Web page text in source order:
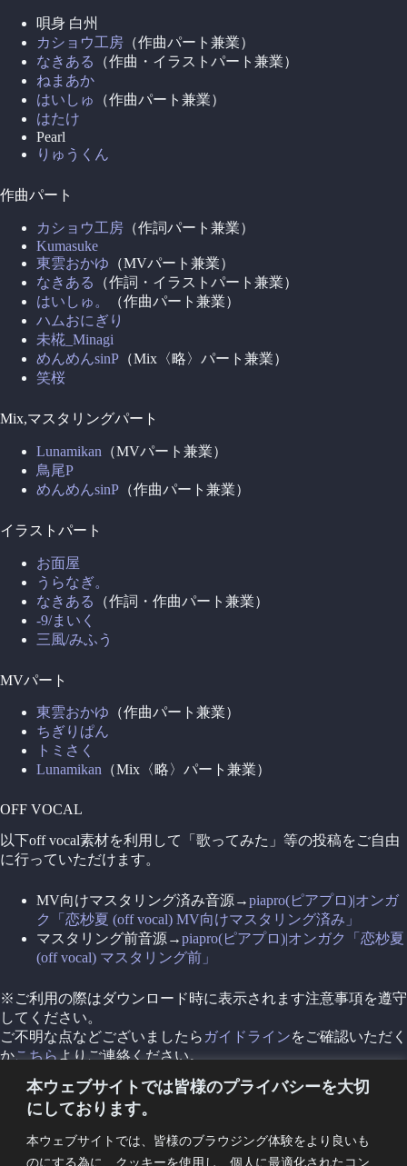
本ウェブサイトでは皆様のプライバシーを大切
にしております。
本ウェブサイトでは、皆様のブラウジング体験をより良いも
のにする為に、クッキーを使用し、個人に最適化されたコン
唄身 白州
カショウ工房 （作曲パート兼業）
なきある
（作曲・イラストパート兼業）
ねまあか
はいしゅ
（作曲パート兼業）
はたけ
Pearl
りゅうくん
作曲パート
カショウ工房 （作詞パート兼業）
Kumasuke
東雲おかゆ （MVパート兼業）
なきある
（作詞・イラストパート兼業）
はいしゅ。
（作曲パート兼業）
ハムおにぎり
未椛_Minagi
めんめんsinP （Mix〈略〉パート兼業）
笑桜
Mix,マスタリングパート
Lunamikan （MVパート兼業）
鳥尾P
めんめんsinP （作曲パート兼業）
イラストパート
お面屋
うらなぎ。
なきある
（作詞・作曲パート兼業）
-9/まいく
三風/みふう
MVパート
東雲おかゆ （作曲パート兼業）
ちぎりぱん
トミさく
Lunamikan （Mix〈略〉パート兼業）
OFF VOCAL
以下off vocal素材を利用して「歌ってみた」等の投稿をご自由
に行っていただけます。
MV向けマスタリング済み音源→piapro(ピアプロ)|オンガ
ク「恋杪夏 (off vocal) MV向けマスタリング済み」
マスタリング前音源→piapro(ピアプロ)|オンガク「恋杪夏
(off vocal) マスタリング前」
※ご利用の際はダウンロード時に表示されます注意事項を遵守
してください。
ご不明な点などございましたら ガイドラインをご確認いただく
かこちら よりご連絡ください。
©︎2022 YOINOKOE CREATIVE RECORDS
ORIGINAL WORKS